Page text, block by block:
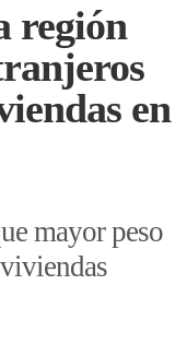
región
en
mayor peso